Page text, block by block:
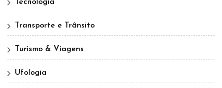
Tecnologia
Transporte e Trânsito
Turismo & Viagens
Ufologia